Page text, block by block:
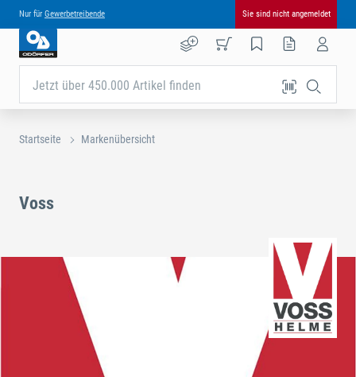
Nur für Gewerbetreibende Sie sind nicht angemeldet
Jetzt über 450.000 Artikel finden
Startseite Markenübersicht
Voss